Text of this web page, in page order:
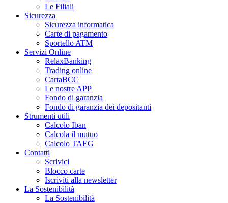
Le Filiali
Sicurezza
Sicurezza informatica
Carte di pagamento
Sportello ATM
Servizi Online
RelaxBanking
Trading online
CartaBCC
Le nostre APP
Fondo di garanzia
Fondo di garanzia dei depositanti
Strumenti utili
Calcolo Iban
Calcola il mutuo
Calcolo TAEG
Contatti
Scrivici
Blocco carte
Iscriviti alla newsletter
La Sostenibilità
La Sostenibilità